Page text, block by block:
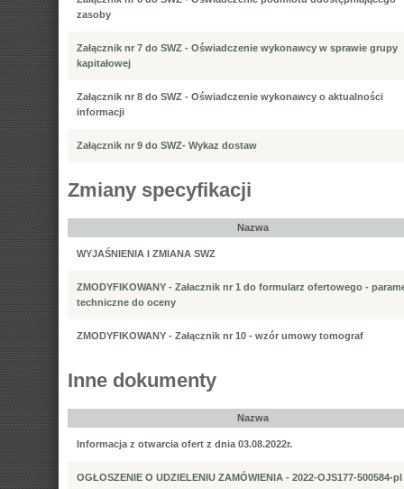
zasoby
Załącznik nr 7 do SWZ - Oświadczenie wykonawcy w sprawie grupy
kapitałowej
Załącznik nr 8 do SWZ - Oświadczenie wykonawcy o aktualności
informacji
Załącznik nr 9 do SWZ- Wykaz dostaw
Zmiany specyfikacji
Nazwa
WYJAŚNIENIA I ZMIANA SWZ
ZMODYFIKOWANY - Załacznik nr 1 do formularz ofertowego -
techniczne do oceny
ZMODYFIKOWANY - Załącznik nr 10 - wzór umowy tomograf
Inne dokumenty
Nazwa
Informacja z otwarcia ofert z dnia 03.08.2022r.
OGŁOSZENIE O UDZIELENIU ZAMÓWIENIA - 2022-OJS177-500584-pl